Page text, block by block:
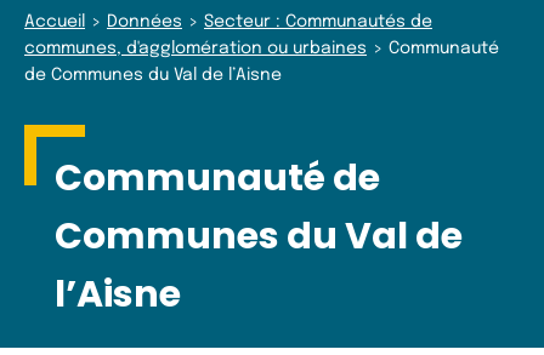
Accueil Données
Secteur : Communautés de
communes, d'agglomération ou urbaines
Communauté
de Communes du Val de l’Aisne
Communauté de
Communes du Val de
l’Aisne